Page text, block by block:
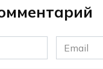
Email
*